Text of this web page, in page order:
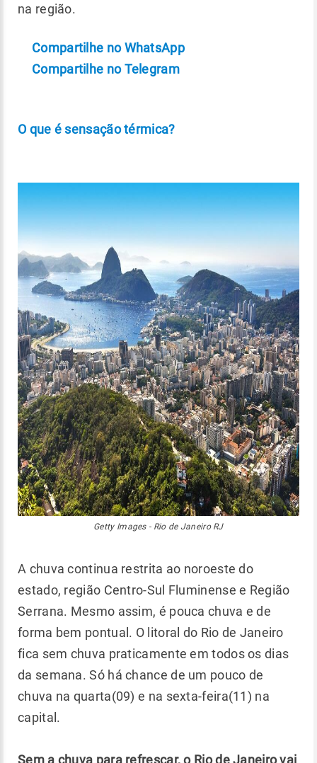
na região.
Compartilhe no WhatsApp
Compartilhe no Telegram
O que é sensação térmica?
Getty Images - Rio de Janeiro RJ
A chuva continua restrita ao noroeste do
estado, região Centro-Sul Fluminense e Região
Serrana. Mesmo assim, é pouca chuva e de
forma bem pontual. O litoral do Rio de Janeiro
fica sem chuva praticamente em todos os dias
da semana. Só há chance de um pouco de
chuva na quarta(09) e na sexta-feira(11) na
capital.
Sem a chuva para refrescar, o Rio de Janeiro vai